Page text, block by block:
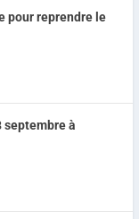
pour reprendre le
septembre à